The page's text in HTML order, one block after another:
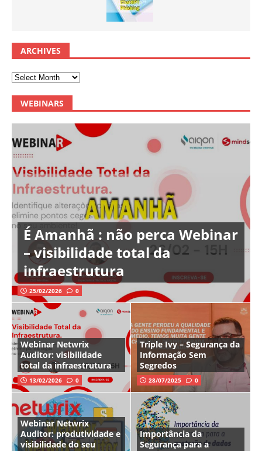
ARCHIVES
WEBINARS
É Amanhã : não perca Webinar
– visibilidade total da
infraestrutura
25/02/2026 0
Webinar Netwrix
Auditor: visibilidade
total da infraestrutura
13/02/2026 0
Triple Ivy – Segurança da
Informação Sem
Segredos
28/07/2025 0
Webinar Netwrix
Auditor: produtividade e
visibilidade do seu
Importância da
Segurança para a